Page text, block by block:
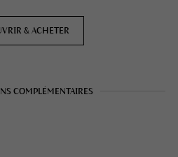
& ACHETER
COMPLÉMENTAIRES